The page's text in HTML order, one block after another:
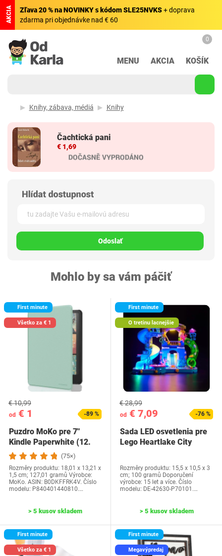
AKCIA Zľava 20 % na NOVINKY s kódom SLE25NVKS+ doprava
zdarma pri objednávke nad € 60
MENU AKCIA
0
KOŠÍK
Knihy, zábava, médiá Knihy
Čachtická pani
€ 1,69
Odoslať
Mohlo by sa vám páčiť
First minute
Všetko za € 1
od € 1
€ 10,99
-89 %
Puzdro MoKo pre 7"
Kindle Paperwhite (12.
generácia-2024) a…
(75×)
Rozměry produktu: 18,01 x 13,21 x
1,5 cm; 127,01 gramů Výrobce:
MoKo. ASIN: B0DKFFRK4V. Číslo
modelu: P840401440810.…
> 5 kusov skladem
First minute
O tretinu lacnejšie
od € 7,09
€ 28,99
-76 %
Sada LED osvetlenia pre
Lego Heartlake City
Rozměry produktu: 15,5 x 10,5 x 3
cm; 100 gramů Doporučení
výrobce: 15 let a více. Číslo
modelu: DE-42630-P70101.…
> 5 kusov skladem
First minute
Všetko za € 1
First minute
Megavýpredaj